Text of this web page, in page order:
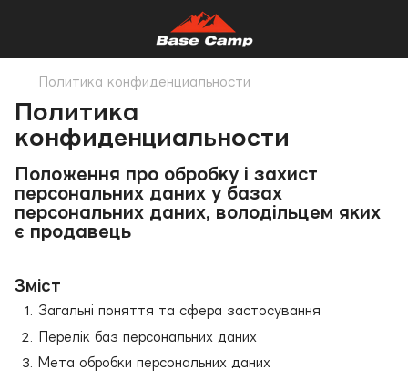
Политика конфиденциальности
Политика
конфиденциальности
Положення про обробку і захист
персональних даних у базах
персональних даних, володільцем яких
є продавець
Зміст
Загальні поняття та сфера застосування
Перелік баз персональних даних
Мета обробки персональних даних